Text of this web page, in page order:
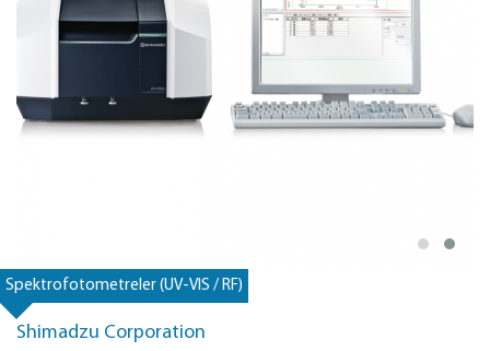
Spektrofotometreler (UV-VIS / RF)
Shimadzu Corporation